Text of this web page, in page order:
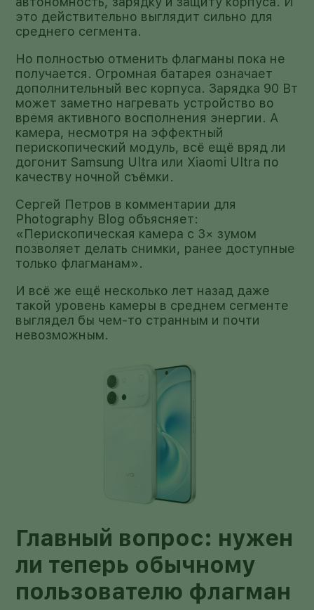
это действительно выглядит сильно для
среднего сегмента.
Но полностью отменить флагманы пока не
получается. Огромная батарея означает
дополнительный вес корпуса. Зарядка 90 Вт
может заметно нагревать устройство во
время активного восполнения энергии. А
камера, несмотря на эффектный
перископический модуль, всё ещё вряд ли
догонит Samsung Ultra или Xiaomi Ultra по
качеству ночной съёмки.
Сергей Петров в комментарии для
Photography Blog объясняет:
«Перископическая камера с 3× зумом
позволяет делать снимки, ранее доступные
только флагманам».
И всё же ещё несколько лет назад даже
такой уровень камеры в среднем сегменте
выглядел бы чем-то странным и почти
невозможным.
Главный вопрос: нужен
ли теперь обычному
пользователю флагман